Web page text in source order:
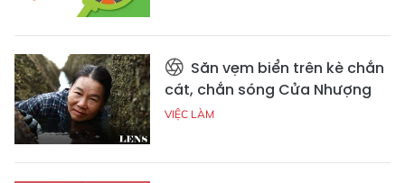
Săn vẹm biển trên kè chắn
cát, chắn sóng Cửa Nhượng
VIỆC LÀM